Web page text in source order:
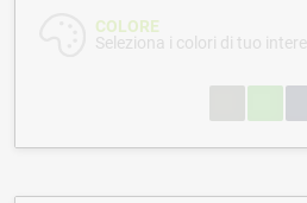
COLORE
Seleziona i colori di tuo